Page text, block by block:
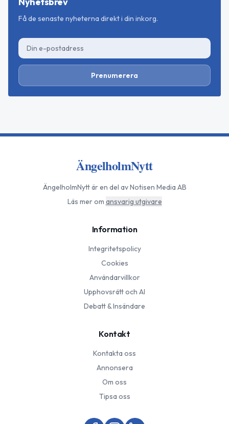
Få de senaste nyheterna direkt i din inkorg.
Prenumerera
ÄngelholmNytt
ÄngelholmNyttär en del av Notisen Media AB
Läs mer om ansvarig utgivare
Information
Integritetspolicy
Cookies
Användarvillkor
Upphovsrätt och AI
Debatt & Insändare
Kontakt
Kontakta oss
Annonsera
Om oss
Tipsa oss